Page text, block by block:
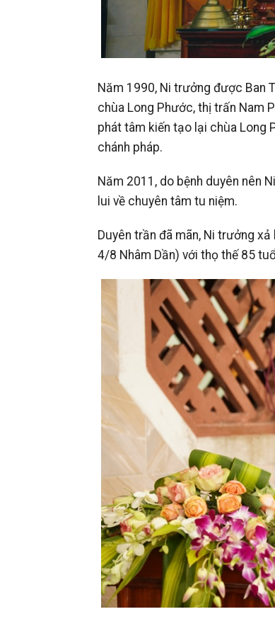
Năm 1990, Ni trưởng được Ban
chùa Long Phước, thị trấn Nam
phát tâm kiến tạo lại chùa Long
chánh pháp.
Năm 2011, do bệnh duyên nên
lui về chuyên tâm tu niệm.
Duyên trần đã mãn, Ni trưởng
4/8 Nhâm Dần) với thọ thế 85